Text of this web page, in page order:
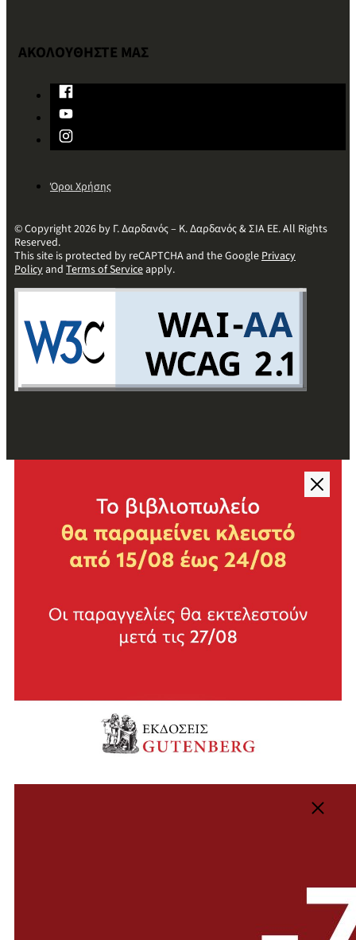
ΑΚΟΛΟΥΘΗΣΤΕ ΜΑΣ
Όροι Χρήσης
© Copyright 2026 by Γ. Δαρδανός – Κ. Δαρδανός & ΣΙΑ ΕΕ. All Rights
Reserved.
This site is protected by reCAPTCHA and the GooglePrivacy
Policyand Terms of Serviceapply.